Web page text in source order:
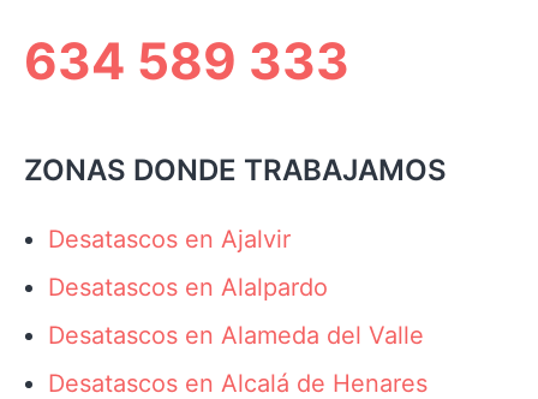
634 589 333
ZONAS DONDE TRABAJAMOS
Desatascos en Ajalvir
Desatascos en Alalpardo
Desatascos en Alameda del Valle
Desatascos en Alcalá de Henares